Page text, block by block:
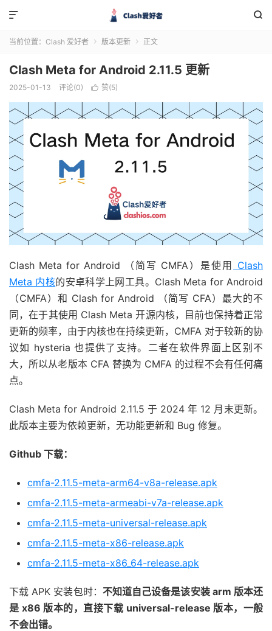


当前位置： Clash 爱好者  版本更新  正文
Clash Meta for Android 2.11.5 更新
2025-01-13 评论(0)  赞(5)
Clash Meta for Android （简写 CMFA）是使用
Clash
Meta 内核的安卓科学上网工具。Clash Meta for Android
（CMFA）和 Clash for Android （简写 CFA）最大的不
同，在于其使用 Clash Meta 开源内核，目前也保持着正常
更新的频率，由于内核也在持续更新，CMFA 对于较新的协
议如 hysteria 也提供了支持。二者在软件界面上区别不
大，所以从老版本 CFA 替换为 CMFA 的过程不会有任何痛
点。
Clash Meta for Android 2.11.5 于 2024 年 12 月末更新。
此版本主要为依赖更新，无功能更新和 Bug 修复。
Github 下载：
cmfa-2.11.5-meta-arm64-v8a-release.apk
cmfa-2.11.5-meta-armeabi-v7a-release.apk
cmfa-2.11.5-meta-universal-release.apk
cmfa-2.11.5-meta-x86-release.apk
cmfa-2.11.5-meta-x86_64-release.apk
下载 APK 安装包时： 不知道自己设备是该安装 arm 版本还
是 x86 版本的，直接下载 universal-release 版本，一般
不会出错。